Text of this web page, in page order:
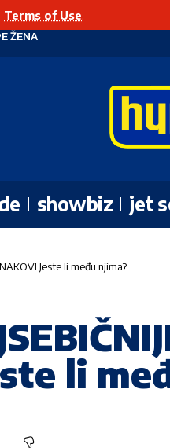
Terms of Use.
ŽENA
showbiz jet
Jeste li među njima?
li